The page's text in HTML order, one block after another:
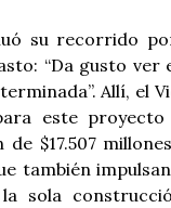
su recorrido
“Da gusto
Allí, el
este proyecto
$17.507
también
sola